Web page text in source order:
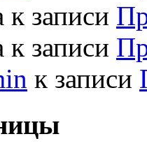
к записи
к записи
к записи